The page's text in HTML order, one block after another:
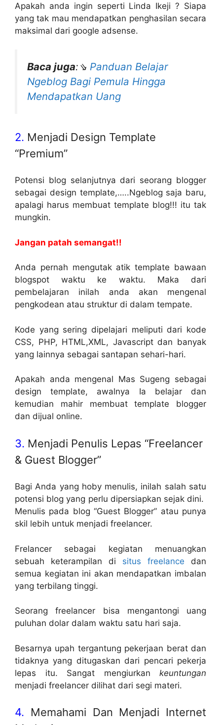
Apakah anda ingin seperti Linda Ikeji ? Siapa
yang tak mau mendapatkan penghasilan secara
maksimal dari google adsense.
Baca juga:⇘ Panduan Belajar
Ngeblog Bagi Pemula Hingga
Mendapatkan Uang
2. Menjadi Design Template
“Premium”
Potensi blog selanjutnya dari seorang blogger
sebagai design template,…..Ngeblog saja baru,
apalagi harus membuat template blog!!! itu tak
mungkin.
Jangan patah semangat!!
Anda pernah mengutak atik template bawaan
blogspot waktu ke waktu. Maka dari
pembelajaran inilah anda akan mengenal
pengkodean atau struktur di dalam tempate.
Kode yang sering dipelajari meliputi dari kode
CSS, PHP, HTML,XML, Javascript dan banyak
yang lainnya sebagai santapan sehari-hari.
Apakah anda mengenal Mas Sugeng sebagai
design template, awalnya Ia belajar dan
kemudian mahir membuat template blogger
dan dijual online.
3. Menjadi Penulis Lepas “Freelancer
& Guest Blogger”
Bagi Anda yang hoby menulis, inilah salah satu
potensi blog yang perlu dipersiapkan sejak dini.
Menulis pada blog “Guest Blogger” atau punya
skil lebih untuk menjadi freelancer.
Frelancer sebagai kegiatan menuangkan
sebuah keterampilan di situs freelance dan
semua kegiatan ini akan mendapatkan imbalan
yang terbilang tinggi.
Seorang freelancer bisa mengantongi uang
puluhan dolar dalam waktu satu hari saja.
Besarnya upah tergantung pekerjaan berat dan
tidaknya yang ditugaskan dari pencari pekerja
lepas itu. Sangat mengiurkan keuntungan
menjadi freelancer dilihat dari segi materi.
4. Memahami Dan Menjadi Internet